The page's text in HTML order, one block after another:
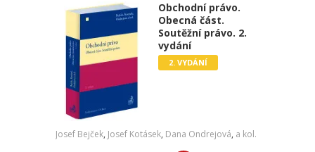
Obchodní právo.
Obecná část.
Soutěžní právo. 2.
vydání
2. VYDÁNÍ
Josef Bejček, Josef Kotásek, Dana Ondrejová, a kol.